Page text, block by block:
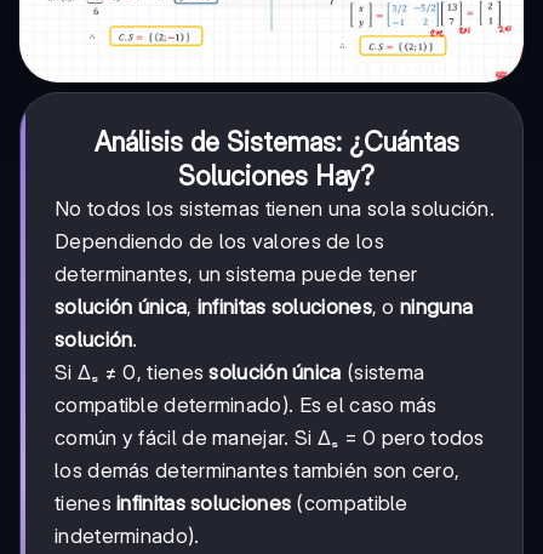
Análisis de Sistemas: ¿Cuántas
Soluciones Hay?
No todos los sistemas tienen una sola solución.
Dependiendo de los valores de los
determinantes, un sistema puede tener
solución única, infinitas soluciones, oninguna
solución.
Si Δₛ ≠ 0, tienessolución única (sistema
compatible determinado). Es el caso más
común y fácil de manejar. Si Δₛ = 0 pero todos
los demás determinantes también son cero,
tienesinfinitas soluciones (compatible
indeterminado).